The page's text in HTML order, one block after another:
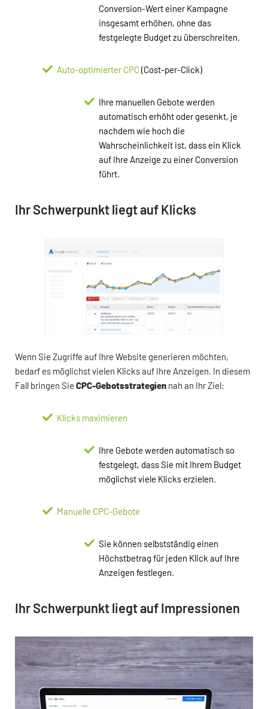
Conversion-Wert einer Kampagne
insgesamt erhöhen, ohne das
festgelegte Budget zu überschreiten.
Auto-optimierter CPC (Cost-per-Click)
Ihre manuellen Gebote werden
automatisch erhöht oder gesenkt, je
nachdem wie hoch die
Wahrscheinlichkeit ist, dass ein Klick
auf Ihre Anzeige zu einer Conversion
führt.
Ihr Schwerpunkt liegt auf Klicks
Wenn Sie Zugriffe auf Ihre Website generieren möchten,
bedarf es möglichst vielen Klicks auf Ihre Anzeigen. In diesem
Fall bringen Sie CPC-Gebotsstrategien nah an Ihr Ziel:
Klicks maximieren
Ihre Gebote werden automatisch so
festgelegt, dass Sie mit Ihrem Budget
möglichst viele Klicks erzielen.
Manuelle CPC-Gebote
Sie können selbstständig einen
Höchstbetrag für jeden Klick auf Ihre
Anzeigen festlegen.
Ihr Schwerpunkt liegt auf Impressionen